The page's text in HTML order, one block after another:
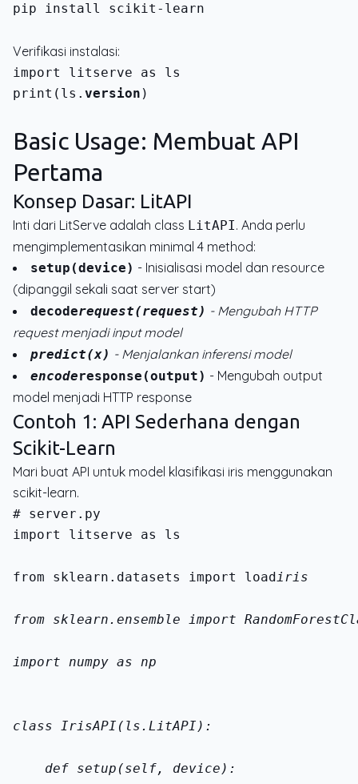
pip install scikit-learn
Verifikasi instalasi:
print(ls. version )
Basic Usage: Membuat API
Pertama
Konsep Dasar: LitAPI
Inti dari LitServe adalah class LitAPI. Anda perlu
mengimplementasikan minimal 4 method:
setup(device) - Inisialisasi model dan resource
(dipanggil sekali saat server start)
decoderequest(request) - Mengubah HTTP
request menjadi input model
predict(x) - Menjalankan inferensi model
encoderesponse(output) - Mengubah output
model menjadi HTTP response
Contoh 1: API Sederhana dengan
Scikit-Learn
Mari buat API untuk model klasifikasi iris menggunakan
scikit-learn.
import litserve as ls
from sklearn.datasets import loadiris
from sklearn.ensemble import
import numpy as np
class IrisAPI(ls.LitAPI):
    def setup(self, device):